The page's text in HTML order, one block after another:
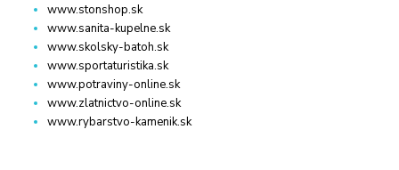
www.stonshop.sk
www.sanita-kupelne.sk
www.skolsky-batoh.sk
www.sportaturistika.sk
www.potraviny-online.sk
www.zlatnictvo-online.sk
www.rybarstvo-kamenik.sk